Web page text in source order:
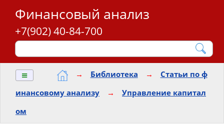
Финансовый анализ
+7(902) 40-84-700
≡ → Библиотека →
Статьи по ф
инансовому анализу
→
Управление капитал
ом